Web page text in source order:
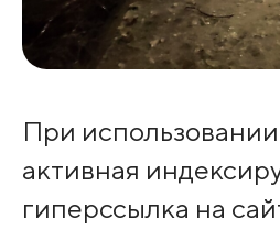
При
активная
гиперссылка на